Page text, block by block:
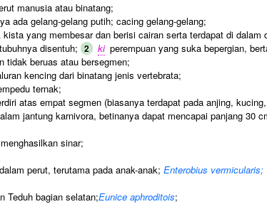
manusia atau binatang;
ada gelang-gelang putih; cacing gelang-gelang;
yang membesar dan berisi cairan serta terdapat di dalam
disentuh; 2 ki perempuan yang suka bepergian,
tidak beruas atau bersegmen;
kencing dari binatang jenis vertebrata;
ternak;
atas empat segmen (biasanya terdapat pada anjing,
jantung karnivora, betinanya dapat mencapai panjang 30
sinar;
perut, terutama pada anak-anak; Enterobius vermicularis;
Teduh bagian selatan;Eunice aphroditois;